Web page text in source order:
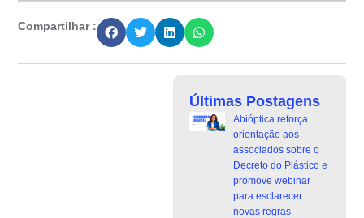
Compartilhar :
Últimas Postagens
Abióptica reforça
orientação aos
associados sobre o
Decreto do Plástico e
promove webinar
para esclarecer
novas regras